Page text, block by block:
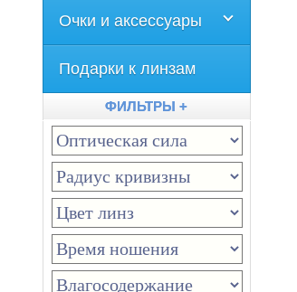
Очки и аксессуары
Подарки к линзам
ФИЛЬТРЫ +